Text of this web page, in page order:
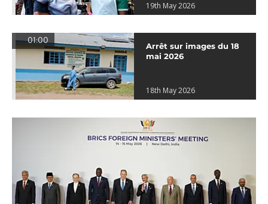
19th May 2026
01:00
Arrêt sur images du 18
mai 2026
18th May 2026